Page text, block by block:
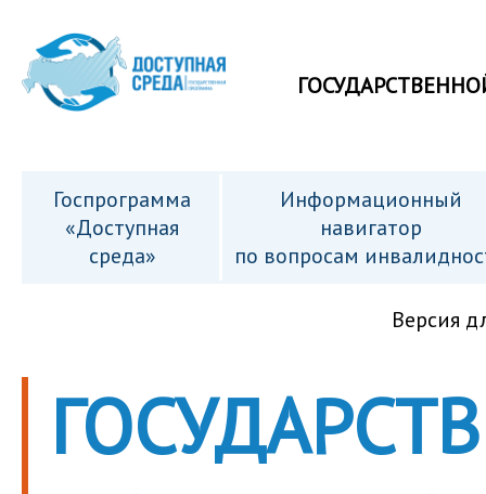
Госпрограмма
«Доступная
среда»
Информационный
навигатор
по вопросам
Версия